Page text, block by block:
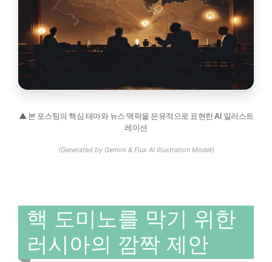
▲ 본 포스팅의 핵심 테마와 뉴스 맥락을 은유적으로 표현한 AI 일러스트
레이션
(Generated by Gemini & Flux AI Illustration Model)
핵 도미노를 막기 위한
러시아의 깜짝 제안